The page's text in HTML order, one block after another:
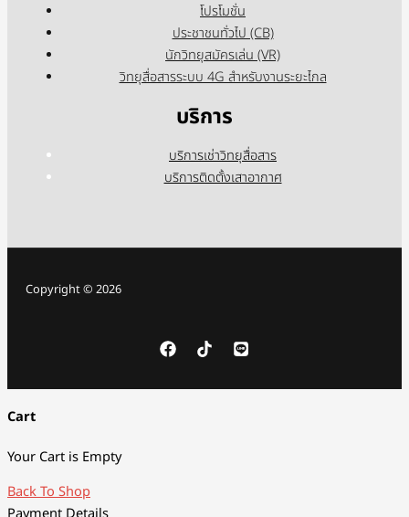
โปรโมชั่น
ประชาชนทั่วไป (CB)
นักวิทยุสมัครเล่น (VR)
วิทยุสื่อสารระบบ 4G สำหรับงานระยะไกล
บริการ
บริการเช่าวิทยุสื่อสาร
บริการติดตั้งเสาอากาศ
Copyright © 2026
Cart
Your Cart is Empty
Back To Shop